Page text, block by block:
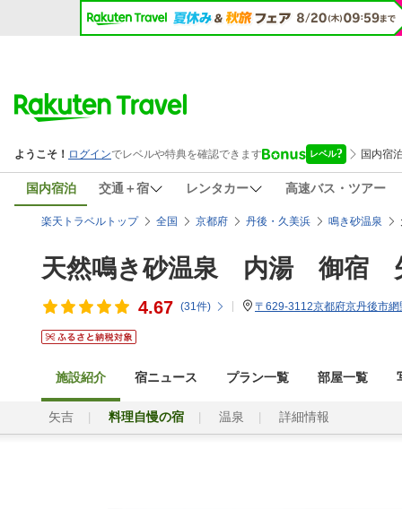
国内宿泊 交通＋宿 レンタカー 高速バス・ツアー
楽天トラベルトップ 全国 京都府 丹後・久美浜 鳴き砂温泉
天然鳴き砂温泉 内湯 御宿
4.67 (31件) 〒629-3112京都府京丹後市
施設紹介 宿ニュース プラン一覧 部屋一覧
矢吉 料理自慢の宿 温泉 詳細情報